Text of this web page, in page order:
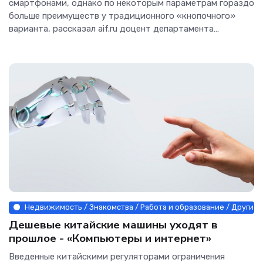
смартфонами, однако по некоторым параметрам гораздо
больше преимуществ у традиционного «кнопочного»
варианта, рассказал aif.ru доцент департамента
Недвижимость / Знакомства / Работа и образование / Другие
Дешевые китайские машины уходят в
прошлое - «Компьютеры и интернет»
Введенные китайскими регуляторами ограничения